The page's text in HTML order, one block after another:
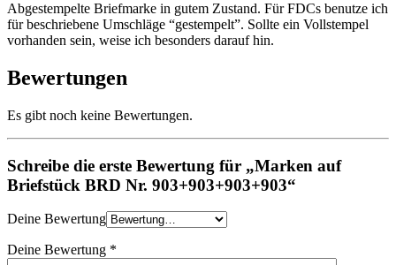
Abgestempelte Briefmarke in gutem Zustand. Für FDCs benutze ich
für beschriebene Umschläge “gestempelt”. Sollte ein Vollstempel
vorhanden sein, weise ich besonders darauf hin.
Bewertungen
Es gibt noch keine Bewertungen.
Schreibe die erste Bewertung für „Marken auf
Briefstück BRD Nr. 903+903+903+903“
Deine Bewertung
Deine Bewertung *